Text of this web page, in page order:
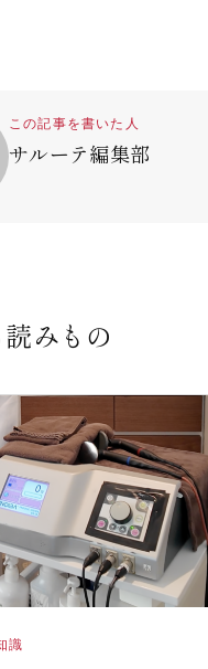
この記事を書いた人
サルーテ編集部
みもの
識